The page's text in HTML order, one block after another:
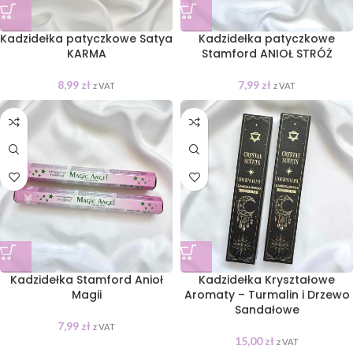
Kadzidełka patyczkowe Satya
KARMA
8,99 zł z VAT
Kadzidełka patyczkowe
Stamford ANIOŁ STRÓŻ
7,99 zł z VAT
Kadzidełka Stamford Anioł
Magii
7,99 zł z VAT
Kadzidełka Kryształowe
Aromaty – Turmalin i Drzewo
Sandałowe
15,00zł z VAT